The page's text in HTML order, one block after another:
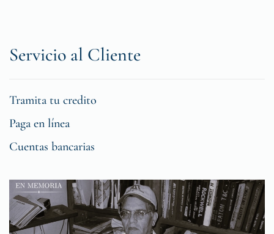
Servicio al Cliente
Tramita tu credito
Paga en línea
Cuentas bancarias